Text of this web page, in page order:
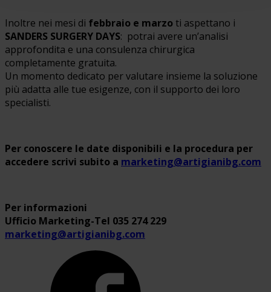
Inoltre nei mesi di febbraio e marzo ti aspettano i
SANDERS SURGERY DAYS: potrai avere un’analisi
approfondita e una consulenza chirurgica
completamente gratuita.
Un momento dedicato per valutare insieme la soluzione
più adatta alle tue esigenze, con il supporto dei loro
specialisti.
Per conoscere le date disponibili e la procedura per
accedere scrivi subito a marketing@artigianibg.com
Per informazioni
Ufficio Marketing-Tel 035 274 229
marketing@artigianibg.com